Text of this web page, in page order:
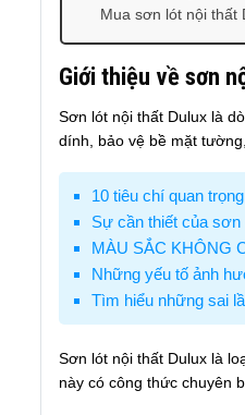
Mua sơn lót nội thất
Giới thiệu về sơn
Sơn lót nội thất Dulux là
dính, bảo vệ bề mặt
10 tiêu chí quan
Sự cần thiết của sơn
MÀU SẮC KHÔNG
Những yếu tố ảnh
Tìm hiểu những sai
Sơn lót nội thất Dulux là
này có công thức chuyên